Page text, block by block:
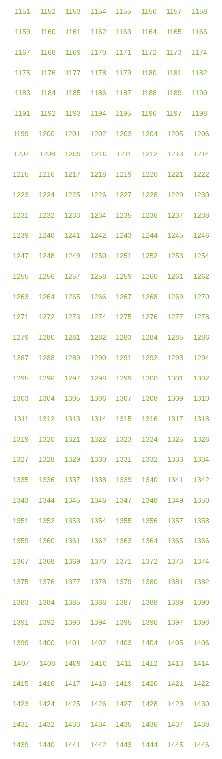
1151 1152 1153 1154 1155 1156 1157 1158
1159 1160 1161 1162 1163 1164 1165 1166
1167 1168 1169 1170 1171 1172 1173 1174
1175 1176 1177 1178 1179 1180 1181 1182
1183 1184 1185 1186 1187 1188 1189 1190
1191 1192 1193 1194 1195 1196 1197 1198
1199 1200 1201 1202 1203 1204 1205 1206
1207 1208 1209 1210 1211 1212 1213 1214
1215 1216 1217 1218 1219 1220 1221 1222
1223 1224 1225 1226 1227 1228 1229 1230
1231 1232 1233 1234 1235 1236 1237 1238
1239 1240 1241 1242 1243 1244 1245 1246
1247 1248 1249 1250 1251 1252 1253 1254
1255 1256 1257 1258 1259 1260 1261 1262
1263 1264 1265 1266 1267 1268 1269 1270
1271 1272 1273 1274 1275 1276 1277 1278
1279 1280 1281 1282 1283 1284 1285 1286
1287 1288 1289 1290 1291 1292 1293 1294
1295 1296 1297 1298 1299 1300 1301 1302
1303 1304 1305 1306 1307 1308 1309 1310
1311 1312 1313 1314 1315 1316 1317 1318
1319 1320 1321 1322 1323 1324 1325 1326
1327 1328 1329 1330 1331 1332 1333 1334
1335 1336 1337 1338 1339 1340 1341 1342
1343 1344 1345 1346 1347 1348 1349 1350
1351 1352 1353 1354 1355 1356 1357 1358
1359 1360 1361 1362 1363 1364 1365 1366
1367 1368 1369 1370 1371 1372 1373 1374
1375 1376 1377 1378 1379 1380 1381 1382
1383 1384 1385 1386 1387 1388 1389 1390
1391 1392 1393 1394 1395 1396 1397 1398
1399 1400 1401 1402 1403 1404 1405 1406
1407 1408 1409 1410 1411 1412 1413 1414
1415 1416 1417 1418 1419 1420 1421 1422
1423 1424 1425 1426 1427 1428 1429 1430
1431 1432 1433 1434 1435 1436 1437 1438
1439 1440 1441 1442 1443 1444 1445 1446